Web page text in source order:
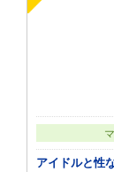
アイドルと性